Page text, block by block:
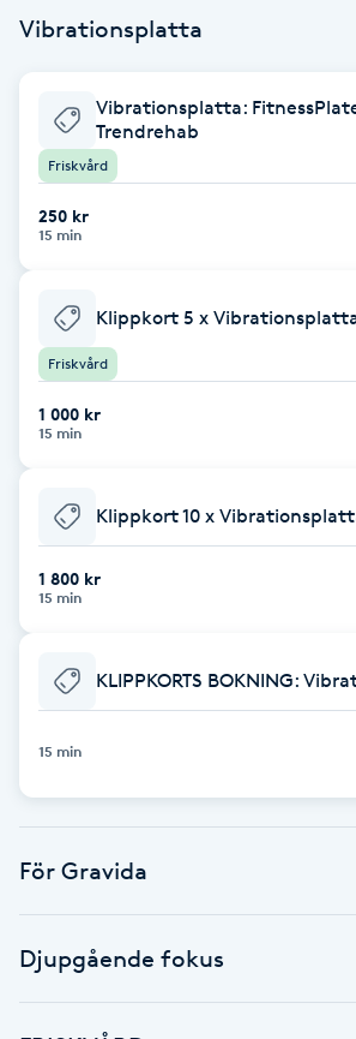
Babylights
Balayage
Bambumassage
Barber
Barnklippning
BIAB
Blowout
Bottenfärg
Brynformning
Brynplockning
C
Celluliter
Coachning
Vibrationsplatta
Vibrationsplatta:
Trendrehab
Friskvård
250 kr
15 min
Klippkort 5 x
Friskvård
1 000 kr
15 min
Klippkort 10 x
1 800 kr
15 min
KLIPPKORTS BOKNING:
15 min
För Gravida
Djupgående fokus